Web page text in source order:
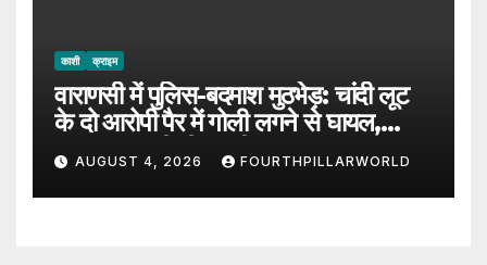
काशी क्राइम
वाराणसी में पुलिस-बदमाश मुठभेड़: चांदी लूट
के दो आरोपी पैर में गोली लगने से घायल,
SOG प्रभारी भी जख्मी
AUGUST 4, 2026 FOURTHPILLARWORLD